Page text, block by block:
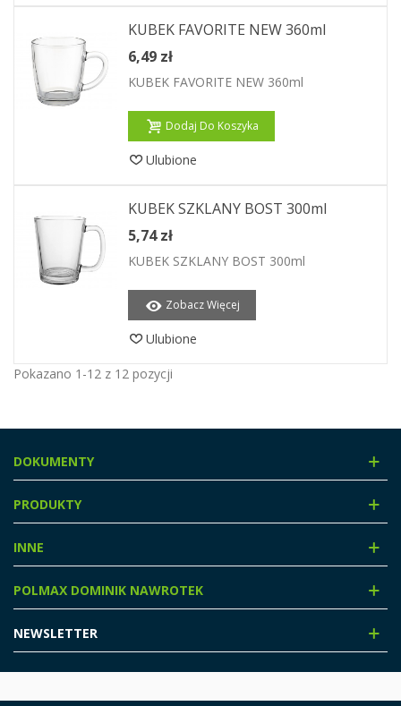
KUBEK FAVORITE NEW 360ml
6,49 zł
KUBEK FAVORITE NEW 360ml
Dodaj Do Koszyka
Ulubione
KUBEK SZKLANY BOST 300ml
5,74 zł
KUBEK SZKLANY BOST 300ml
Zobacz Więcej
Ulubione
Pokazano 1-12 z 12 pozycji
DOKUMENTY
PRODUKTY
INNE
POLMAX DOMINIK NAWROTEK
NEWSLETTER